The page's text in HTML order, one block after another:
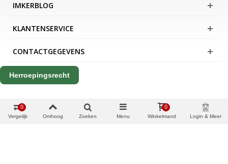
IMKERBLOG
KLANTENSERVICE
CONTACTGEGEVENS
Herroepingsrecht
Vergelijk
0
Omhoog Zoeken Menu Winkelmand
0
Login & Meer